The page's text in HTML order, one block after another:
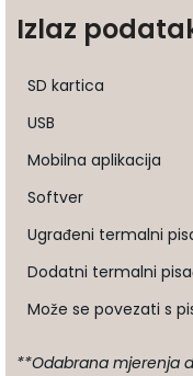
Izlaz
SD kartica
USB
Mobilna aplikacija
Softver
Ugrađeni termalni
Dodatni termalni
Može se povezati s
**Odabrana mjerenja